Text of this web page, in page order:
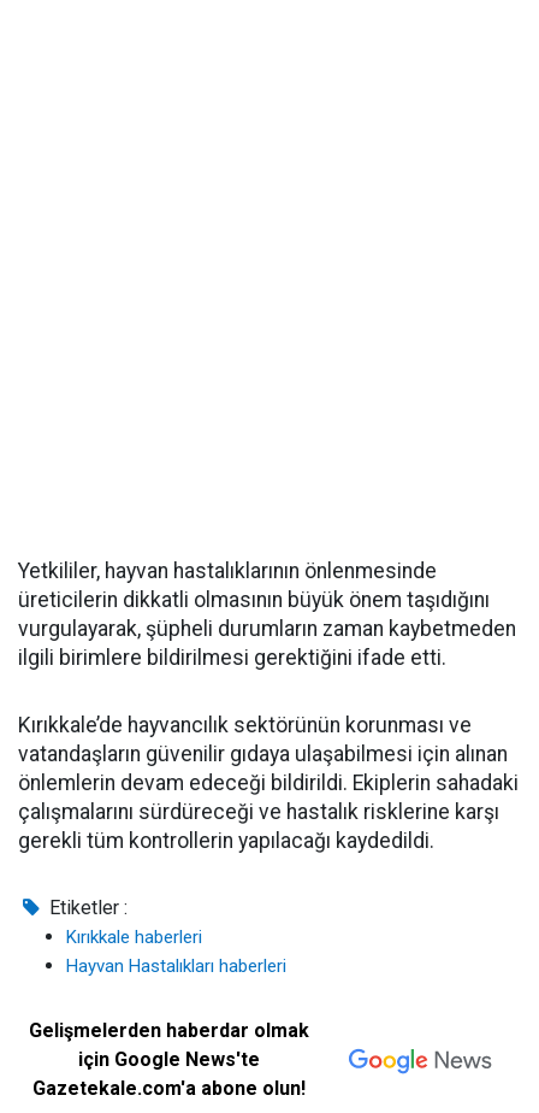
Yetkililer, hayvan hastalıklarının önlenmesinde
üreticilerin dikkatli olmasının büyük önem taşıdığını
vurgulayarak, şüpheli durumların zaman kaybetmeden
ilgili birimlere bildirilmesi gerektiğini ifade etti.
Kırıkkale’de hayvancılık sektörünün korunması ve
vatandaşların güvenilir gıdaya ulaşabilmesi için alınan
önlemlerin devam edeceği bildirildi. Ekiplerin sahadaki
çalışmalarını sürdüreceği ve hastalık risklerine karşı
gerekli tüm kontrollerin yapılacağı kaydedildi.
Etiketler :
Kırıkkale haberleri
Hayvan Hastalıkları haberleri
Gelişmelerden haberdar olmak
için Google News'te
Gazetekale.com'a abone olun!